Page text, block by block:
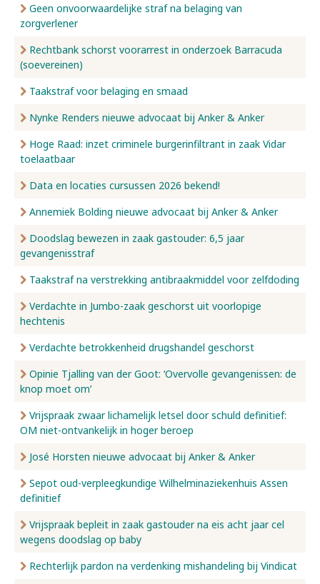
Geen onvoorwaardelijke straf na belaging van
zorgverlener
Rechtbank schorst voorarrest in onderzoek Barracuda
(soevereinen)
Taakstraf voor belaging en smaad
Nynke Renders nieuwe advocaat bij Anker & Anker
Hoge Raad: inzet criminele burgerinfiltrant in zaak Vidar
toelaatbaar
Data en locaties cursussen 2026 bekend!
Annemiek Bolding nieuwe advocaat bij Anker & Anker
Doodslag bewezen in zaak gastouder: 6,5 jaar
gevangenisstraf
Taakstraf na verstrekking antibraakmiddel voor zelfdoding
Verdachte in Jumbo-zaak geschorst uit voorlopige
hechtenis
Verdachte betrokkenheid drugshandel geschorst
Opinie Tjalling van der Goot: ‘Overvolle gevangenissen: de
knop moet om’
Vrijspraak zwaar lichamelijk letsel door schuld definitief:
OM niet-ontvankelijk in hoger beroep
José Horsten nieuwe advocaat bij Anker & Anker
Sepot oud-verpleegkundige Wilhelminaziekenhuis Assen
definitief
Vrijspraak bepleit in zaak gastouder na eis acht jaar cel
wegens doodslag op baby
Rechterlijk pardon na verdenking mishandeling bij Vindicat